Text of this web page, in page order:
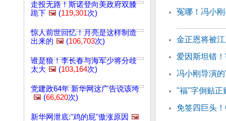
走投无路！斯诺登向美政府双膝
跪下 🖼️ (119,301次)
惊人前世回忆！月亮是这样制造
出来的 🖼️ (106,703次)
谁是狼！李长春与海军少将分歧
太大 🖼️ (103,164次)
党建政64年 新华网这广告说该垮
🖼️ (66,620次)
新华网泄底:"鸡的屁"傲涨原因 🖼️
冤哪！冯小
金正恩将被
爱因斯坦错
冯小刚导演
"福"字倒贴正
免签四巨头